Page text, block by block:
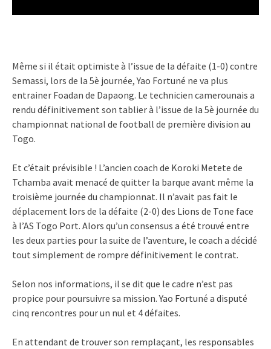
Même si il était optimiste à l’issue de la défaite (1-0) contre
Semassi, lors de la 5è journée, Yao Fortuné ne va plus
entrainer Foadan de Dapaong. Le technicien camerounais a
rendu définitivement son tablier à l’issue de la 5è journée du
championnat national de football de première division au
Togo.
Et c’était prévisible ! L’ancien coach de Koroki Metete de
Tchamba avait menacé de quitter la barque avant même la
troisième journée du championnat. Il n’avait pas fait le
déplacement lors de la défaite (2-0) des Lions de Tone face
à l’AS Togo Port. Alors qu’un consensus a été trouvé entre
les deux parties pour la suite de l’aventure, le coach a décidé
tout simplement de rompre définitivement le contrat.
Selon nos informations, il se dit que le cadre n’est pas
propice pour poursuivre sa mission. Yao Fortuné a disputé
cinq rencontres pour un nul et 4 défaites.
En attendant de trouver son remplaçant, les responsables